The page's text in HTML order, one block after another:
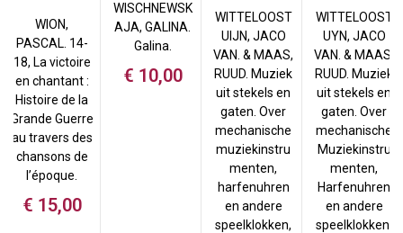
WION,
PASCAL. 14-
18, La victoire
en chantant :
Histoire de la
Grande Guerre
au travers des
chansons de
l’époque.
€ 15,00
WISCHNEWSK
AJA, GALINA.
Galina.
€ 10,00
WITTELOOST
UIJN, JACO
VAN. & MAAS,
RUUD. Muziek
uit stekels en
gaten. Over
mechanische
muziekinstru
menten,
harfenuhren
en andere
speelklokken,
WITTELOOST
UYN, JACO
VAN. & MAAS,
RUUD. Muziek
uit stekels en
gaten. Over
mechanische
Muziekinstru
menten,
Harfenuhren
en andere
speelklokken,